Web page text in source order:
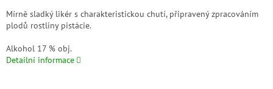
Mírně sladký likér s charakteristickou chutí, připravený zpracováním
plodů rostliny pistácie.
Alkohol 17 % obj.
Detailní informace